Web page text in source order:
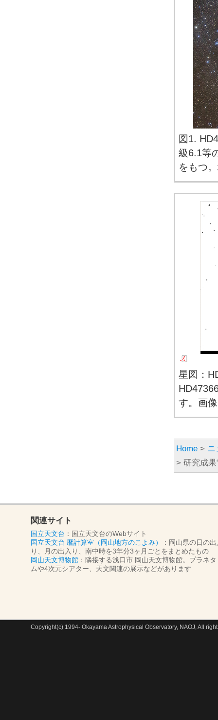
図1.
級6.1等
をもつ
星図：
す。画
Home > ニ
> 研究成
関連サイト
国立天文台 ：国立天文台のWebサイト
国立天文台 暦計算室（岡山地方のこよみ）
：岡山県の日の
り、月の出入り、南中時を3年分3ヶ月ごとをまとめたもの
岡山天文博物館 ：隣接する浅口市 岡山天文博物館。プラネタ
ムや4次元シアター、天文関連の展示などがあります
Copyright(c) 1994- Okayama Astrophysical Observatory, NAOJ, All